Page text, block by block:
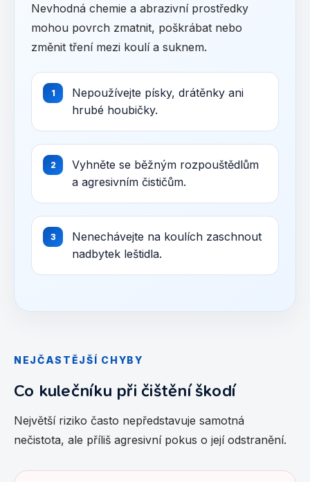
Nevhodná chemie a abrazivní prostředky
mohou povrch zmatnit, poškrábat nebo
změnit tření mezi koulí a suknem.
Nepoužívejte písky, drátěnky ani
hrubé houbičky.
Vyhněte se běžným rozpouštědlům
a agresivním čističům.
Nenechávejte na koulích zaschnout
nadbytek leštidla.
NEJČASTĚJŠÍ CHYBY
Co kulečníku při čištění škodí
Největší riziko často nepředstavuje samotná
nečistota, ale příliš agresivní pokus o její odstranění.